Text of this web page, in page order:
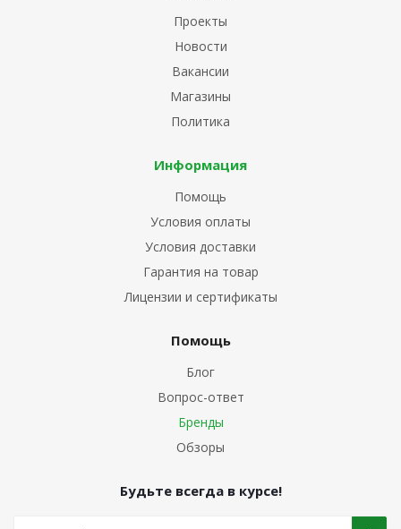
Проекты
Новости
Вакансии
Магазины
Политика
Информация
Помощь
Условия оплаты
Условия доставки
Гарантия на товар
Лицензии и сертификаты
Помощь
Блог
Вопрос-ответ
Бренды
Обзоры
Будьте всегда в курсе!